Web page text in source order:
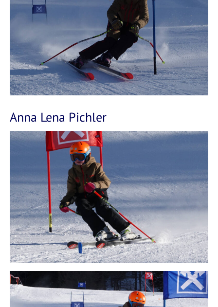
Anna Lena Pichler